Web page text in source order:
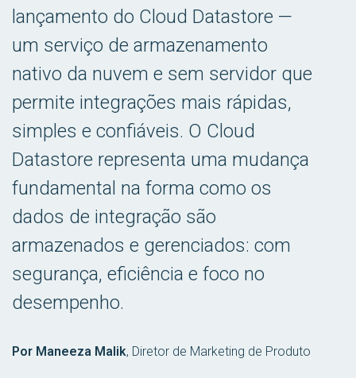
lançamento do Cloud Datastore —
um serviço de armazenamento
nativo da nuvem e sem servidor que
permite integrações mais rápidas,
simples e confiáveis. O Cloud
Datastore representa uma mudança
fundamental na forma como os
dados de integração são
armazenados e gerenciados: com
segurança, eficiência e foco no
desempenho.
Por Maneeza Malik, Diretor de Marketing de Produto